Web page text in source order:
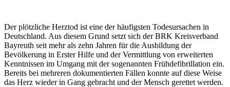
Der plötzliche Herztod ist eine der häufigsten Todesursachen in
Deutschland. Aus diesem Grund setzt sich der BRK Kreisverband
Bayreuth seit mehr als zehn Jahren für die Ausbildung der
Bevölkerung in Erster Hilfe und der Vermittlung von erweiterten
Kenntnissen im Umgang mit der sogenannten Frühdefibrillation ein.
Bereits bei mehreren dokumentierten Fällen konnte auf diese Weise
das Herz wieder in Gang gebracht und der Mensch gerettet werden.